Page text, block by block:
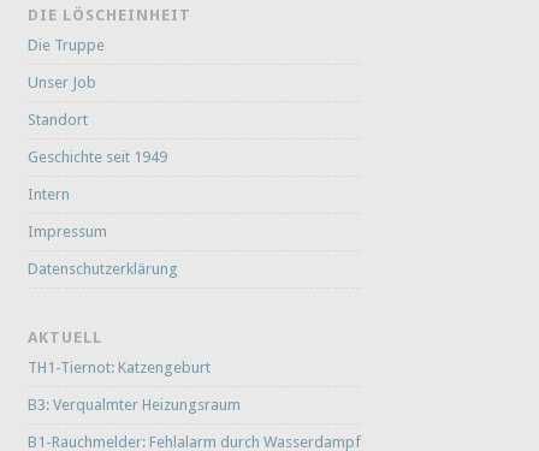
DIE LÖSCHEINHEIT
Die Truppe
Unser Job
Standort
Geschichte seit 1949
Intern
Impressum
Datenschutzerklärung
AKTUELL
TH1-Tiernot: Katzengeburt
B3: Verqualmter Heizungsraum
B1-Rauchmelder: Fehlalarm durch Wasserdampf